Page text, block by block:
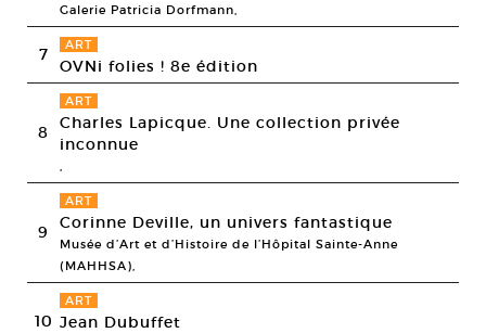
Galerie Patricia Dorfmann,
7 ART
OVNi folies ! 8e édition
8
ART
Charles Lapicque. Une collection privée
inconnue
,
9
ART
Corinne Deville, un univers fantastique
Musée d’Art et d’Histoire de l’Hôpital Sainte-Anne
(MAHHSA),
10
ART
Jean Dubuffet